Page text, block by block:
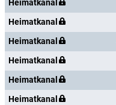
Heimatkanal
Heimatkanal
Heimatkanal
Heimatkanal
Heimatkanal
Heimatkanal